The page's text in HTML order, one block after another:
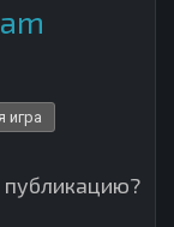
игра
публикацию?